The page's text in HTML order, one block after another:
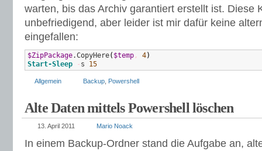
warten, bis das Archiv garantiert erstellt ist. Diese
unbefriedigend, aber leider ist mir dafür keine
eingefallen:
$ZipPackage.CopyHere( $temp , 4)
Start-Sleep
- s 15
Allgemein Backup Powershell
Alte Daten mittels Powershell löschen
13. April 2011 Mario Noack
In einem Backup-Ordner stand die Aufgabe an,